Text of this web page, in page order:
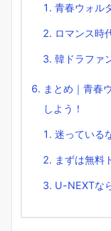
青春ウォル
ロマンス時
韓ドラファ
まとめ｜青春
しよう！
迷っている
まずは無料
U-NEXTな